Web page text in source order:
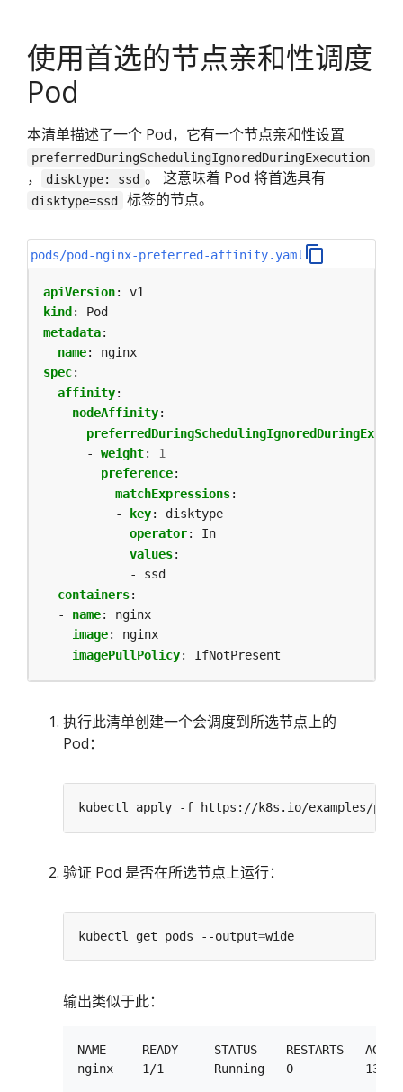
使用首选的节点亲和性调度
Pod
本清单描述了一个 Pod，它有一个节点亲和性设置
preferredDuringSchedulingIgnoredDuringExecution
， disktype: ssd 。 这意味着 Pod 将首选具有
disktype=ssd 标签的节点。
pods/pod-nginx-preferred-affinity.yaml
apiVersion:
v1
kind :
Pod
metadata:
name:
nginx
spec:
affinity:
nodeAffinity:
- weight:
1
preference:
matchExpressions:
-
key:
disktype
operator:
In
values:
- ssd
containers:
- name:
nginx
image:
nginx
imagePullPolicy: IfNotPresent
执行此清单创建一个会调度到所选节点上的
Pod：
验证 Pod 是否在所选节点上运行：
kubectl get pods --output=
输出类似于此：
NAME     READY     STATUS    RESTARTS